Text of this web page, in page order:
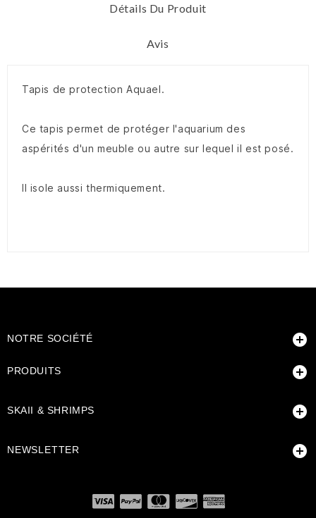
Détails Du Produit
Avis
Tapis de protection Aquael.
Ce tapis permet de protéger l'aquarium des
aspérités d'un meuble ou autre sur lequel il est posé.
Il isole aussi thermiquement.
NOTRE SOCIÉTÉ 
PRODUITS 
SKAII & SHRIMPS 
NEWSLETTER 